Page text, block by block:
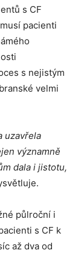
s CF
pacienti
s nejistým
velmi
uzavřela
významně
dala i jistotu,
půlroční i
s CF k
až dva od